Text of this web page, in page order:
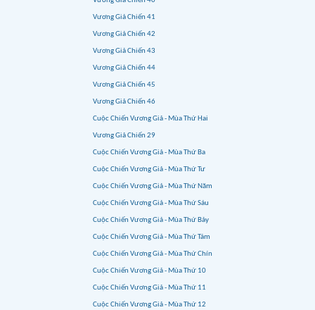
Vương Giả Chiến 41
Vương Giả Chiến 42
Vương Giả Chiến 43
Vương Giả Chiến 44
Vương Giả Chiến 45
Vương Giả Chiến 46
Cuộc Chiến Vương Giả - Mùa Thứ Hai
Vương Giả Chiến 29
Cuộc Chiến Vương Giả - Mùa Thứ Ba
Cuộc Chiến Vương Giả - Mùa Thứ Tư
Cuộc Chiến Vương Giả - Mùa Thứ Năm
Cuộc Chiến Vương Giả - Mùa Thứ Sáu
Cuộc Chiến Vương Giả - Mùa Thứ Bảy
Cuộc Chiến Vương Giả - Mùa Thứ Tám
Cuộc Chiến Vương Giả - Mùa Thứ Chín
Cuộc Chiến Vương Giả - Mùa Thứ 10
Cuộc Chiến Vương Giả - Mùa Thứ 11
Cuộc Chiến Vương Giả - Mùa Thứ 12